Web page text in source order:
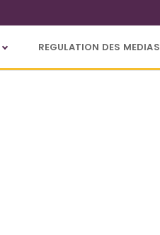
REGULATION DES MEDIAS